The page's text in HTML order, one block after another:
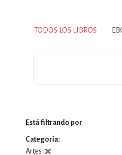
TODOS LOS LIBROS
Está filtrando por
Categoría
Artes